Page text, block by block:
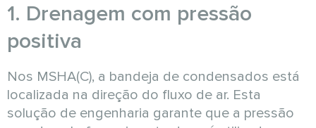
1. Drenagem com pressão
positiva
Nos MSHA(C), a bandeja de condensados está
localizada na direção do fluxo de ar. Esta
solução de engenharia garante que a pressão